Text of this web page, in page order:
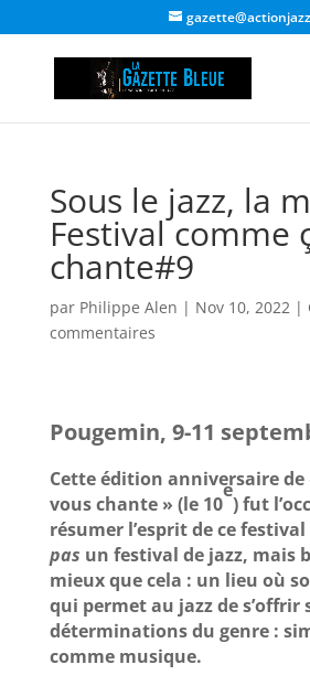
Sous le jazz, la
Festival comme
chante#9
par Philippe Alen | Nov 10, 2022|
commentaires
Pougemin, 9-11
Cette édition anniversaire de
vous chante » (le 10
e
) fut
résumer l’esprit de ce
pas un festival de jazz, mais
mieux que cela : un lieu où
qui permet au jazz de
déterminations du genre :
comme musique.